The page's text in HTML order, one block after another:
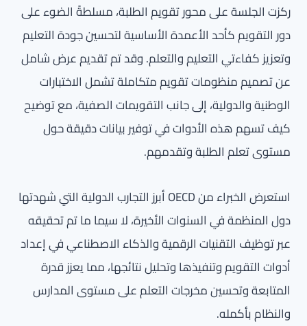
ركزت الجلسة على محور تقويم الطلبة، مسلطةً الضوء على
دور التقويم كأحد الأعمدة الأساسية لتحسين جودة التعليم
وتعزيز كفاءتي التعليم والتعلم. وقد تم تقديم عرض شامل
عن تصميم منظومات تقويم متكاملة تشمل الاختبارات
الوطنية والدولية، إلى جانب التقويمات الصفية، مع توضيح
كيف تسهم هذه الأدوات في توفير بيانات دقيقة حول
مستوى تعلم الطلبة وتقدمهم.
استعرض الخبراء من OECD أبرز التجارب الدولية التي شهدتها
دول المنظمة في السنوات الأخيرة، لا سيما ما تم تحقيقه
عبر توظيف التقنيات الرقمية والذكاء الاصطناعي في إعداد
أدوات التقويم وتنفيذها وتحليل نتائجها، مما يعزز قدرة
المتابعة وتحسين مخرجات التعلم على مستوى المدارس
والنظام بأكمله.